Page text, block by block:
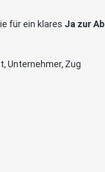
für ein klares Ja zur
Unternehmer, Zug